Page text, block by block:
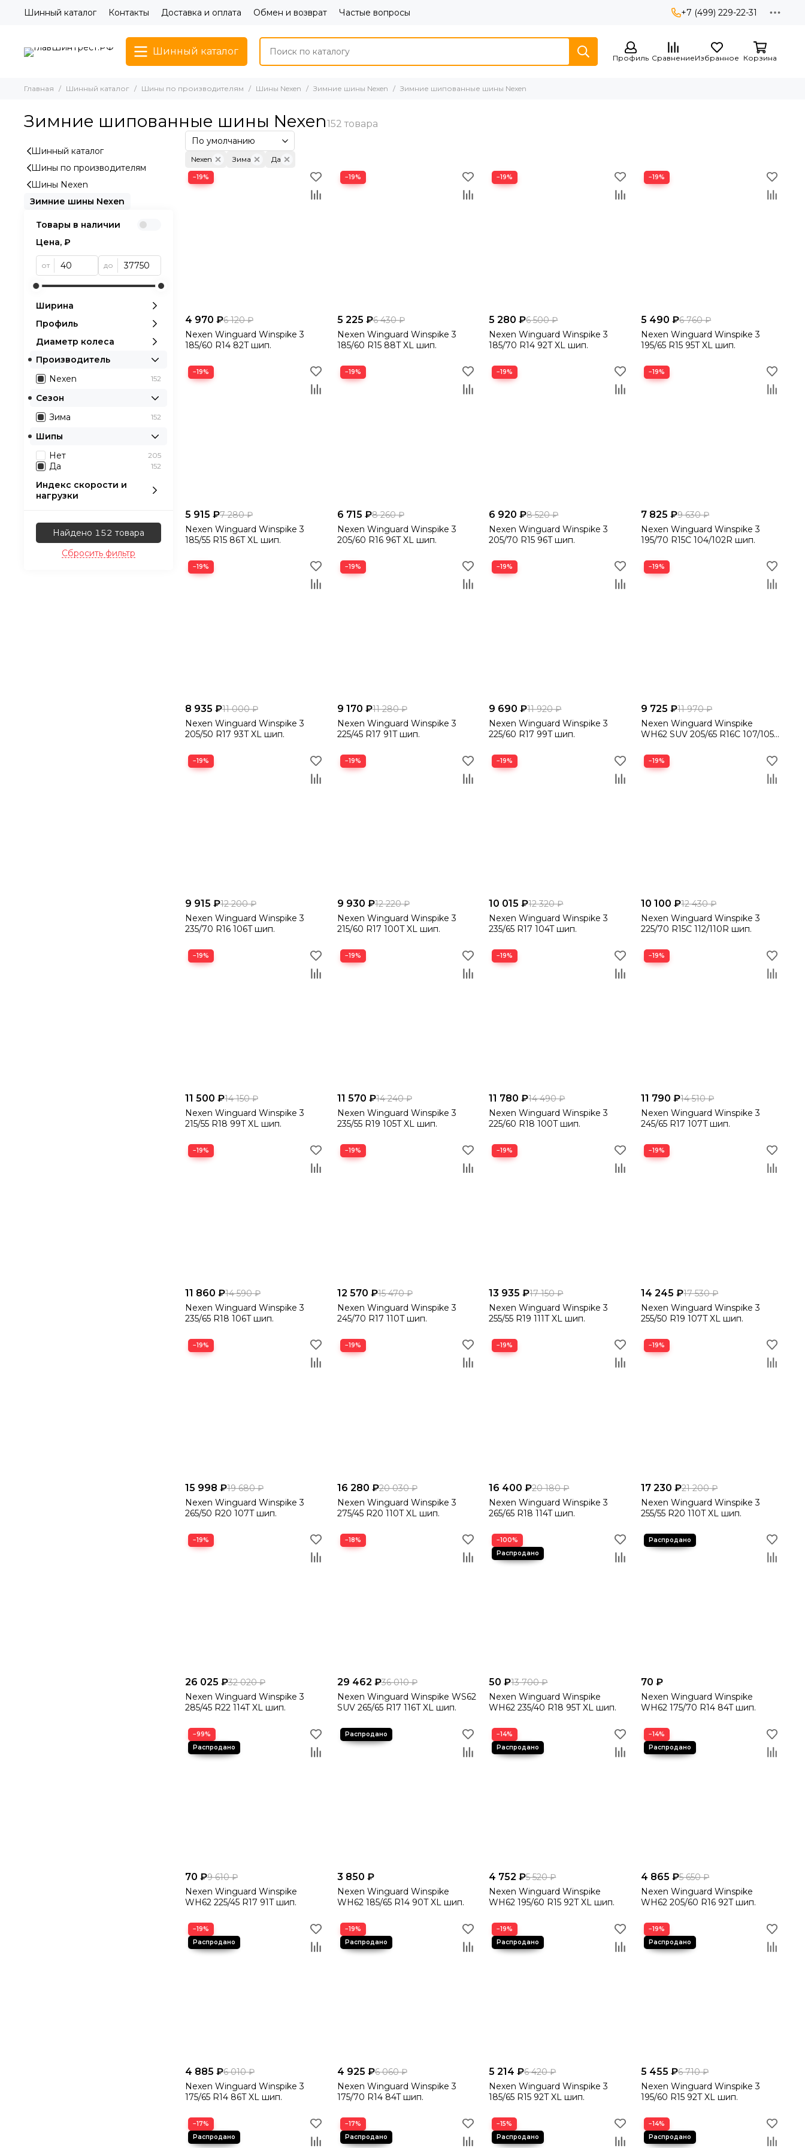
Шинный каталог Контакты Доставка и оплата Обмен и возврат Частые вопросы +7 (499) 229-22-31
Шинный каталог
Профиль СравнениеИзбранное Корзина
Главная Шинный каталог Шины по производителям Шины Nexen Зимние шины Nexen Зимние шипованные шины Nexen
Зимние шипованные шины Nexen
Nexen Зима Да
−19%
4 970 ₽6 120 ₽
Nexen Winguard Winspike 3
185/60 R14 82T шип.
−19%
5 225 ₽6 430 ₽
Nexen Winguard Winspike 3
185/60 R15 88T XL шип.
−19%
5 280 ₽6 500 ₽
Nexen Winguard Winspike 3
185/70 R14 92T XL шип.
−19%
5 490 ₽6 760 ₽
Nexen Winguard Winspike 3
195/65 R15 95T XL шип.
−19%
5 915 ₽7 280 ₽
Nexen Winguard Winspike 3
185/55 R15 86T XL шип.
−19%
6 715 ₽8 260 ₽
Nexen Winguard Winspike 3
205/60 R16 96T XL шип.
−19%
6 920 ₽8 520 ₽
Nexen Winguard Winspike 3
205/70 R15 96T шип.
−19%
7 825 ₽9 630 ₽
Nexen Winguard Winspike 3
195/70 R15C 104/102R шип.
−19%
8 935 ₽11 000 ₽
Nexen Winguard Winspike 3
205/50 R17 93T XL шип.
−19%
9 170 ₽11 280 ₽
Nexen Winguard Winspike 3
225/45 R17 91T шип.
−19%
9 690 ₽11 920 ₽
Nexen Winguard Winspike 3
225/60 R17 99T шип.
−19%
9 725 ₽11 970 ₽
Nexen Winguard Winspike
WH62 SUV 205/65 R16C 107/105R
−19%
9 915 ₽12 200 ₽
Nexen Winguard Winspike 3
235/70 R16 106T шип.
−19%
9 930 ₽12 220 ₽
Nexen Winguard Winspike 3
215/60 R17 100T XL шип.
−19%
10 015 ₽12 320 ₽
Nexen Winguard Winspike 3
235/65 R17 104T шип.
−19%
10 100 ₽12 430 ₽
Nexen Winguard Winspike 3
225/70 R15C 112/110R шип.
−19%
11 500 ₽14 150 ₽
Nexen Winguard Winspike 3
215/55 R18 99T XL шип.
−19%
11 570 ₽14 240 ₽
Nexen Winguard Winspike 3
235/55 R19 105T XL шип.
−19%
11 780 ₽14 490 ₽
Nexen Winguard Winspike 3
225/60 R18 100T шип.
−19%
11 790 ₽14 510 ₽
Nexen Winguard Winspike 3
245/65 R17 107T шип.
−19%
11 860 ₽14 590 ₽
Nexen Winguard Winspike 3
235/65 R18 106T шип.
−19%
12 570 ₽15 470 ₽
Nexen Winguard Winspike 3
245/70 R17 110T шип.
−19%
13 935 ₽17 150 ₽
Nexen Winguard Winspike 3
255/55 R19 111T XL шип.
−19%
14 245 ₽17 530 ₽
Nexen Winguard Winspike 3
255/50 R19 107T XL шип.
−19%
15 998 ₽19 680 ₽
Nexen Winguard Winspike 3
265/50 R20 107T шип.
−19%
16 280 ₽20 030 ₽
Nexen Winguard Winspike 3
275/45 R20 110T XL шип.
−19%
16 400 ₽20 180 ₽
Nexen Winguard Winspike 3
265/65 R18 114T шип.
−19%
17 230 ₽21 200 ₽
Nexen Winguard Winspike 3
255/55 R20 110T XL шип.
−19%
26 025 ₽32 020 ₽
Nexen Winguard Winspike 3
285/45 R22 114T XL шип.
−18%
29 462 ₽36 010 ₽
Nexen Winguard Winspike WS62
SUV 265/65 R17 116T XL шип.
−100%
50 ₽13 700 ₽
Nexen Winguard Winspike
WH62 235/40 R18 95T XL шип.
70 ₽
Nexen Winguard Winspike
WH62 175/70 R14 84T шип.
−99%
70 ₽9 610 ₽
Nexen Winguard Winspike
WH62 225/45 R17 91T шип.
3 850 ₽
Nexen Winguard Winspike
WH62 185/65 R14 90T XL шип.
−14%
4 752 ₽5 520 ₽
Nexen Winguard Winspike
WH62 195/60 R15 92T XL шип.
−14%
4 865 ₽5 650 ₽
Nexen Winguard Winspike
WH62 205/60 R16 92T шип.
−19%
4 885 ₽6 010 ₽
Nexen Winguard Winspike 3
175/65 R14 86T XL шип.
−19%
4 925 ₽6 060 ₽
Nexen Winguard Winspike 3
175/70 R14 84T шип.
−19%
5 214 ₽6 420 ₽
Nexen Winguard Winspike 3
185/65 R15 92T XL шип.
−19%
5 455 ₽6 710 ₽
Nexen Winguard Winspike 3
195/60 R15 92T XL шип.
−17% −17% −15% −14%
Шинный каталог
Шины по производителям
Шины Nexen
Зимние шины Nexen
Товары в наличии
Цена, ₽
от до
Ширина
Профиль
Диаметр колеса
Производитель
Nexen
152
Сезон
Зима
152
Шипы
Нет
205
Да 152
Индекс скорости и
нагрузки
Найдено 152 товара
Сбросить фильтр